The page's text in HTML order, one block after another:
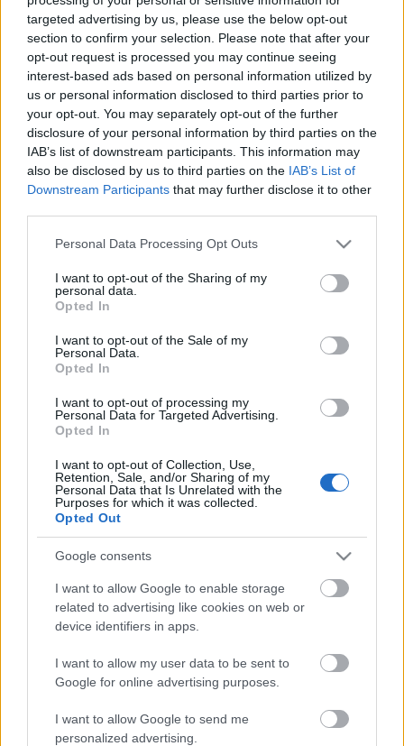
targeted advertising by us, please use the below opt-out
section to confirm your selection. Please note that after your
opt-out request is processed you may continue seeing
interest-based ads based on personal information utilized by
us or personal information disclosed to third parties prior to
your opt-out. You may separately opt-out of the further
disclosure of your personal information by third parties on the
IAB’s list of downstream participants. This information may
also be disclosed by us to third parties on the IAB’s List of
Downstream Participants that may further disclose it to other
Please note that this website/app uses one or more Google
not limited to your visit or usage behaviour. You may click to
grant or deny consent to Google and its third-party tags to
use your data for below specified purposes in below Google
consent section.
Personal Data Processing Opt Outs
I want to opt-out of the Sharing of my
personal data.
Opted In
I want to opt-out of the Sale of my
Personal Data.
Opted In
I want to opt-out of processing my
Personal Data for Targeted Advertising.
Opted In
I want to opt-out of Collection, Use,
Retention, Sale, and/or Sharing of my
Personal Data that Is Unrelated with the
Purposes for which it was collected.
Opted Out
Google consents
I want to allow Google to enable storage
related to advertising like cookies on web or
device identifiers in apps.
I want to allow my user data to be sent to
Google for online advertising purposes.
I want to allow Google to send me
personalized advertising.
NEPPERNEK! TUDD INKÁBB JÓ HELYEN, AHOL
MEGŐRZIK ÉS VIGYÁZNAK RÁ!
Kövesd munkámat a Facebookon és a többi
közösségi oldalon! Ha szeretnél segíteni
anyagilag, akkoritt teheted meg, ha játékokat
szeretnél felajánlani a leendő múzeumba, akkor
tamas.laposa70@gmail.com címre küldj
üzenetet és megbeszéljük a részleteket!
Címkék:retro ajánló video játék videó vintage japán
bemutató toy toys collection
blog tv space
space toy űrjáték apollo 15 yoshino